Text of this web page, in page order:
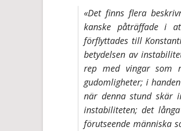
«Det finns flera
kanske påträffade i
förflyttades till
betydelsen av
rep med vingar som
gudomligheter; i
när denna stund skär
instabiliteten; det
förutseende människa